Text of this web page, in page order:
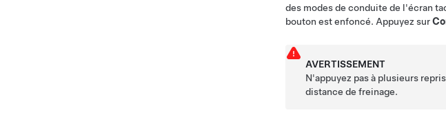
des modes de conduite de l'écran
bouton est enfoncé. Appuyez sur
AVERTISSEMENT
N'appuyez pas à plusieurs
distance de freinage.